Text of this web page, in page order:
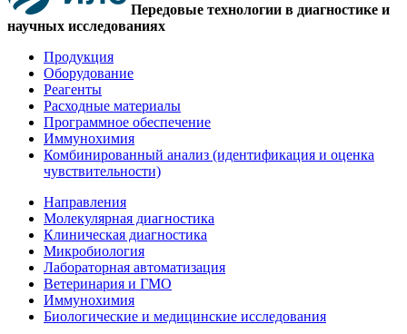
Передовые технологии в диагностике и
научных исследованиях
Продукция
Оборудование
Реагенты
Расходные материалы
Программное обеспечение
Иммунохимия
Комбинированный анализ (идентификация и оценка
чувствительности)
Направления
Молекулярная диагностика
Клиническая диагностика
Микробиология
Лабораторная автоматизация
Ветеринария и ГМО
Иммунохимия
Биологические и медицинские исследования